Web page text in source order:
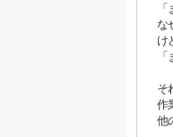
「
な
け
「
そ
作
他